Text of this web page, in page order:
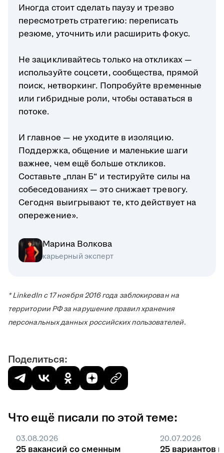
Иногда стоит сделать паузу и трезво
пересмотреть стратегию: переписать
резюме, уточнить или расширить фокус.
Не зацикливайтесь только на откликах —
используйте соцсети, сообщества, прямой
поиск, нетворкинг. Попробуйте временные
или гибридные роли, чтобы оставаться в
потоке.
И главное — не уходите в изоляцию.
Поддержка, общение и маленькие шаги
важнее, чем ещё больше откликов.
Составьте „план Б“ и тестируйте силы на
собеседованиях — это снижает тревогу.
Сегодня выигрывают те, кто действует на
опережение».
Марина Волкова
карьерный эксперт
* LinkedIn с 17 ноября 2016 года заблокирован на
территории РФ за нарушение правил хранения
персональных данных российских пользователей.
Поделиться:
Что ещё писали по этой теме:
03.08.2026
25 вакансий со сменным
20.07.2026
25 вариантов